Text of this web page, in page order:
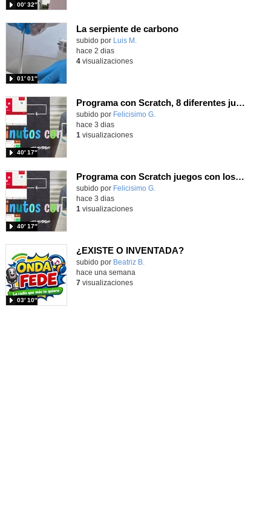
00′ 32″
La serpiente de carbono
Contenido educativo.
subido por Luis M.
01′ 01″
hace 2 dias
4visualizaciones
Programa con Scratch, 8 diferentes juegos para vivir la emoción de los partidos de España en el mundial 2026
Contenido educativo.
subido por Felicisimo G.
40′ 17″
hace 3 dias
1 visualizaciones
Programa con Scratch juegos con los partidos del mundial 2026 ganados por España
Contenido educativo.
subido por Felicisimo G.
40′ 17″
hace 3 dias
1 visualizaciones
¿EXISTE O INVENTADA?
Contenido educativo.
subido por Beatriz B.
03′ 10″
hace una semana
7visualizaciones